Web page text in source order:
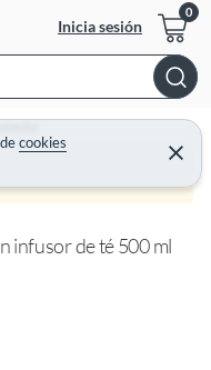
Inicia sesión
decookies
C
e
r
infusor de té 500 ml